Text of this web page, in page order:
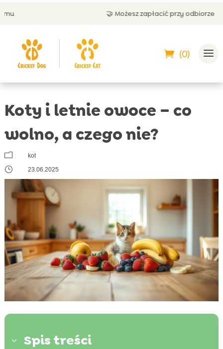
🤝 Możesz zapłacić przy odbiorze
(0)
Koty i letnie owoce – co
wolno, a czego nie?
m kot
} 23.06.2025
3 Spis treści